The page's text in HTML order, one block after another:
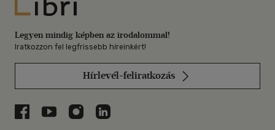
Libri
Legyen mindig képben az irodalommal!
Iratkozzon fel legfrissebb híreinkért!
Hírlevél-feliratkozás
Libri a Facebookon
Libri a Youtube-on
Libri az Instagramon
Libri a LinkedInen